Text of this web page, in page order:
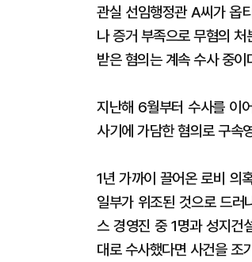
관실 선임행정관 A씨가 옵
나 증거 부족으로 무혐의
받은 혐의는 계속 수사 중이
지난해 6월부터 수사를 이
사기에 가담한 혐의로 구속
1년 가까이 끌어온 로비 의
일부가 위조된 것으로 드러
스 경영진 중 1명과 성지건
대로 수사했다면 사건을 조